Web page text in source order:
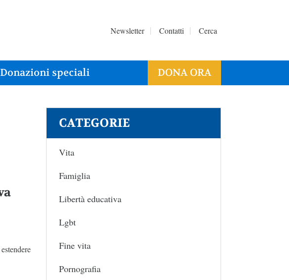
Newsletter Contatti Cerca
Donazioni speciali DONA ORA
CATEGORIE
Vita
Famiglia
Libertà educativa
Lgbt
Fine vita
Pornografia